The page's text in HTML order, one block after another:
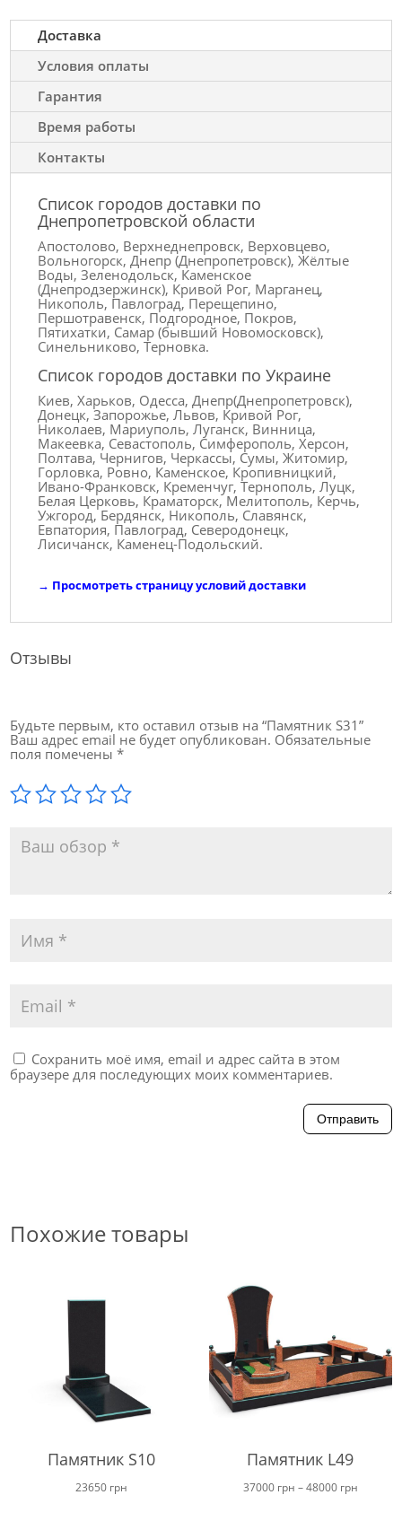
Доставка
Условия оплаты
Гарантия
Время работы
Контакты
Список городов доставки по
Днепропетровской области
Апостолово, Верхнеднепровск, Верховцево,
Вольногорск, Днепр (Днепропетровск), Жёлтые
Воды, Зеленодольск, Каменское
(Днепродзержинск), Кривой Рог, Марганец,
Никополь, Павлоград, Перещепино,
Першотравенск, Подгородное, Покров,
Пятихатки, Самар (бывший Новомосковск),
Синельниково, Терновка.
Список городов доставки по Украине
Киев, Харьков, Одесса, Днепр(Днепропетровск),
Донецк, Запорожье, Львов, Кривой Рог,
Николаев, Мариуполь, Луганск, Винница,
Макеевка, Севастополь, Симферополь, Херсон,
Полтава, Чернигов, Черкассы, Сумы, Житомир,
Горловка, Ровно, Каменское, Кропивницкий,
Ивано-Франковск, Кременчуг, Тернополь, Луцк,
Белая Церковь, Краматорск, Мелитополь, Керчь,
Ужгород, Бердянск, Никополь, Славянск,
Евпатория, Павлоград, Северодонецк,
Лисичанск, Каменец-Подольский.
→ Просмотреть страницу условий доставки
Отзывы
Будьте первым, кто оставил отзыв на “Памятник S31”
Ваш адрес email не будет опубликован. Обязательные
поля помечены*
Сохранить моё имя, email и адрес сайта в этом
браузере для последующих моих комментариев.
Отправить
Похожие товары
Памятник S10
23650 грн
Памятник L49
37000 грн –48000 грн